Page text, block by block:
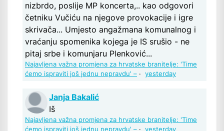
nizbrdo, poslije MP koncerta,.. kao odgovori
četniku Vučiću na njegove provokacije i igre
skrivača... Umjesto angažmana komunalnog i
vraćanju spomenika kojega je IS srušio - ne
pitaj srbe i komunjaru Plenković...
Najavljena važna promjena za hrvatske branitelje: 'Time
ćemo ispraviti još jednu nepravdu' – · yesterday
Janja Bakalić
Iš
Najavljena važna promjena za hrvatske branitelje: 'Time
ćemo ispraviti još jednu nepravdu' – · yesterday